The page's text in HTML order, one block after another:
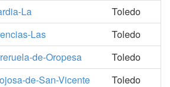
La
Toledo
Las
Toledo
de-Oropesa
Toledo
de-San-Vicente
Toledo